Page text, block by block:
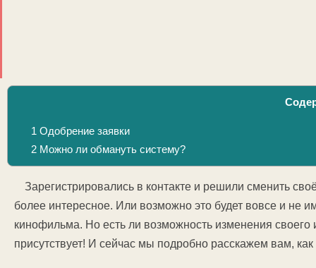
1 Одобрение заявки
2Можно ли обмануть систему?
Зарегистрировались в контакте и решили сменить
более интересное. Или возможно это будет вовсе и не
кинофильма. Но есть ли возможность изменения своего
присутствует! И сейчас мы подробно расскажем вам,